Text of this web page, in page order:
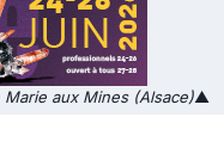
aux Mines (Alsace)▲